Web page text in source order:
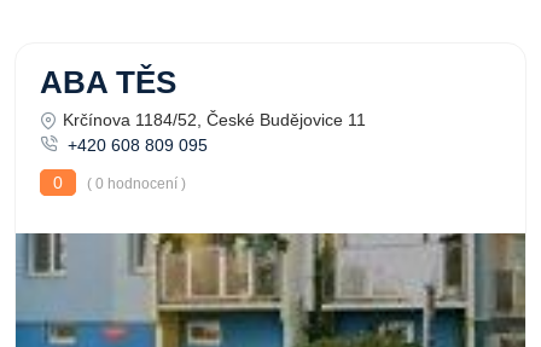
ABA TĚS
Krčínova 1184/52, České Budějovice 11
+420 608 809 095
0
( 0 hodnocení )